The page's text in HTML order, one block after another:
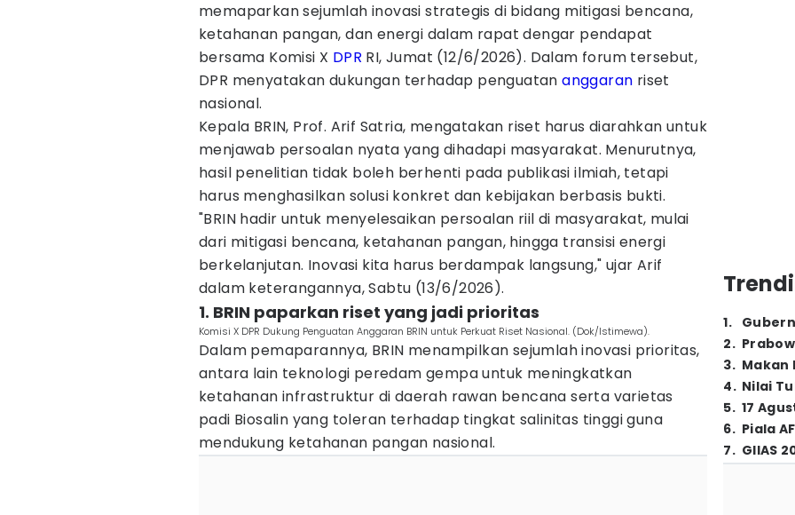
memaparkan sejumlah inovasi strategis di bidang mitigasi bencana,
ketahanan pangan, dan energi dalam rapat dengar pendapat
bersama Komisi X DPR RI, Jumat (12/6/2026). Dalam forum tersebut,
DPR menyatakan dukungan terhadap penguatananggaran riset
nasional.
Kepala BRIN, Prof. Arif Satria, mengatakan riset harus diarahkan untuk
menjawab persoalan nyata yang dihadapi masyarakat. Menurutnya,
hasil penelitian tidak boleh berhenti pada publikasi ilmiah, tetapi
harus menghasilkan solusi konkret dan kebijakan berbasis bukti.
"BRIN hadir untuk menyelesaikan persoalan riil di masyarakat, mulai
dari mitigasi bencana, ketahanan pangan, hingga transisi energi
berkelanjutan. Inovasi kita harus berdampak langsung," ujar Arif
dalam keterangannya, Sabtu (13/6/2026).
1. BRIN paparkan riset yang jadi prioritas
Komisi X DPR Dukung Penguatan Anggaran BRIN untuk Perkuat Riset Nasional. (Dok/Istimewa).
Dalam pemaparannya, BRIN menampilkan sejumlah inovasi prioritas,
antara lain teknologi peredam gempa untuk meningkatkan
ketahanan infrastruktur di daerah rawan bencana serta varietas
padi Biosalin yang toleran terhadap tingkat salinitas tinggi guna
mendukung ketahanan pangan nasional.
1.
2.
3. Makan
4. Nilai
5. 17
6. Piala
7. GIIAS